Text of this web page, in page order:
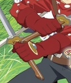
Mangas
(0)
Tous les mangas
(273)